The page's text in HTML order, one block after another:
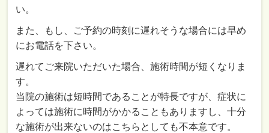
い。
また、もし、ご予約の時刻に遅れそうな場合には早め
にお電話を下さい。
遅れてご来院いただいた場合、施術時間が短くなりま
す。
当院の施術は短時間であることが特長ですが、症状に
よっては施術に時間がかかることもありますし、十分
な施術が出来ないのはこちらとしても不本意です。